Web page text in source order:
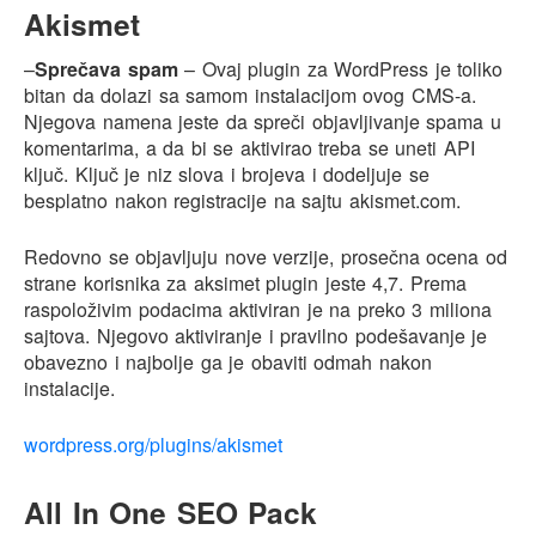
Akismet
–Sprečava spam– Ovaj plugin za WordPress je toliko
bitan da dolazi sa samom instalacijom ovog CMS-a.
Njegova namena jeste da spreči objavljivanje spama u
komentarima, a da bi se aktivirao treba se uneti API
ključ. Ključ je niz slova i brojeva i dodeljuje se
besplatno nakon registracije na sajtu akismet.com.
Redovno se objavljuju nove verzije, prosečna ocena od
strane korisnika za aksimet plugin jeste 4,7. Prema
raspoloživim podacima aktiviran je na preko 3 miliona
sajtova. Njegovo aktiviranje i pravilno podešavanje je
obavezno i najbolje ga je obaviti odmah nakon
instalacije.
wordpress.org/plugins/akismet
All In One SEO Pack